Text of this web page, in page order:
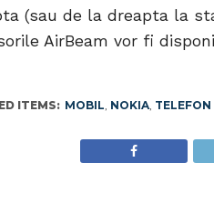
(sau de la dreapta la
AirBeam vor fi
ITEMS: MOBIL, NOKIA, TELEFON